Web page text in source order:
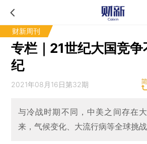
财新周刊
专栏｜21世纪大国竞
纪
2021年08月16日第32期
与冷战时期不同，中美之间存在
来，气候变化、大流行病等全球挑战